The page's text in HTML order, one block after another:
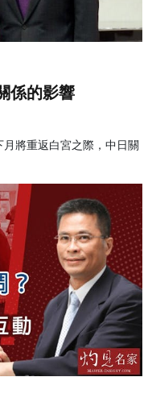
係的影響
將重返白宮之際，中日關